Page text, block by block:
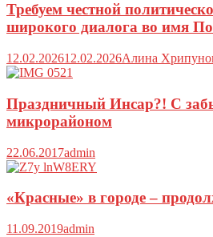
Требуем честной
широкого диалога во имя
12.02.202612.02.2026Алина
Праздничный Инсар?! С
микрорайоном
22.06.2017admin
«Красные» в городе –
11.09.2019admin